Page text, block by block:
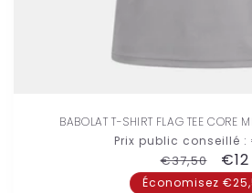
BABOLAT T-SHIRT FLAG TEE CORE
Prix public conseillé :
Prix
habituel
€37,50
Prix
€12
Économisez